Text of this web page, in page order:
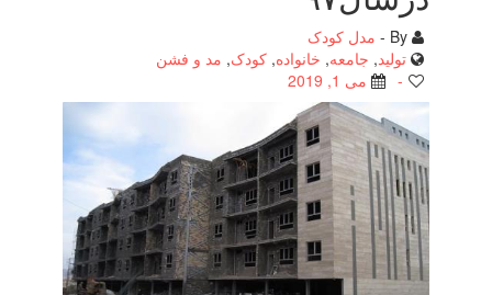
مدل کودک
,خانواده ,کودک,مد و فشن